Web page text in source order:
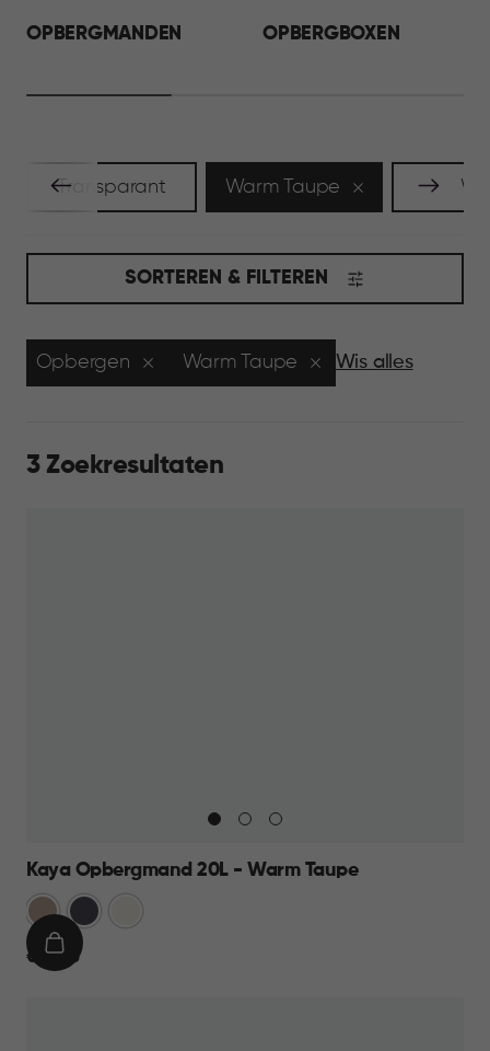
OPBERGMANDEN OPBERGBOXEN
Transparant Warm Taupe
SORTEREN & FILTEREN
Opbergen Warm Taupe Wis alles
3 Zoekresultaten
Kaya Opbergmand 20L - Warm Taupe
Warm
Taupe
Antraciet
€
€ 13,95
IN